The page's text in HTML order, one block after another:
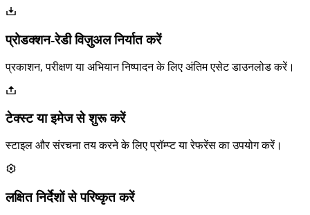
प्रोडक्शन-रेडी विज़ुअल निर्यात करें
प्रकाशन, परीक्षण या अभियान निष्पादन के लिए अंतिम एसेट डाउनलोड करें।
टेक्स्ट या इमेज से शुरू करें
स्टाइल और संरचना तय करने के लिए प्रॉम्प्ट या रेफरेंस का उपयोग करें।
लक्षित निर्देशों से परिष्कृत करें